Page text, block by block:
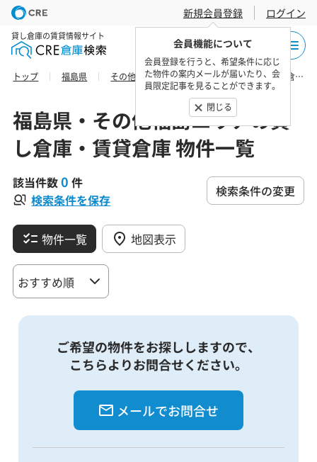
新規会員登録
会員機能について
会員登録を行うと、希望条件に応じ
た物件の案内メールが届いたり、会
員限定記事を見ることができます。
閉じる
ログイン
貸し倉庫の賃貸情報サイト
トップ 福島県 その他福島エリア 東白川郡鮫川村の貸し倉庫・賃貸倉庫 物件一覧
福島県・その他福島エリアの貸
し倉庫・賃貸倉庫 物件一覧
該当件数0 件
検索条件を保存
検索条件の変更
物件一覧 地図表示
ご希望の物件をお探ししますので、
こちらよりお問合せください。
メールでお問合せ